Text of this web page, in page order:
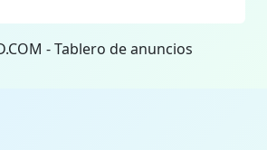
- Tablero de anuncios